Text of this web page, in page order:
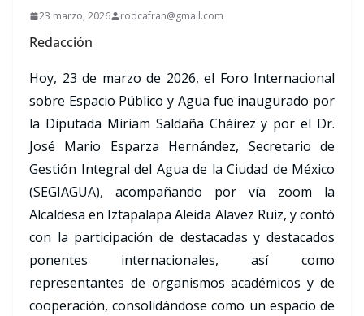
23 marzo, 2026 rodcafran@gmail.com
Redacción
Hoy, 23 de marzo de 2026, el Foro Internacional
sobre Espacio Público y Agua fue inaugurado por
la Diputada Miriam Saldaña Cháirez y por el Dr.
José Mario Esparza Hernández, Secretario de
Gestión Integral del Agua de la Ciudad de México
(SEGIAGUA), acompañando por vía zoom la
Alcaldesa en Iztapalapa Aleida Alavez Ruiz, y contó
con la participación de destacadas y destacados
ponentes internacionales, así como
representantes de organismos académicos y de
cooperación, consolidándose como un espacio de